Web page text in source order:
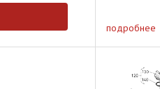
подробнее